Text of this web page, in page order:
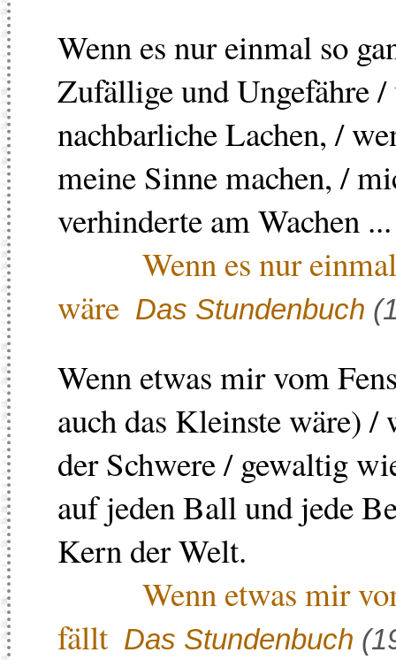
Wenn es nur einmal so
Zufällige und Ungefähre /
nachbarliche Lachen, /
meine Sinne machen, /
verhinderte am Wachen ...
Wenn es nur
wäre Das Stundenbuch
Wenn etwas mir vom
auch das Kleinste wäre) /
der Schwere / gewaltig
auf jeden Ball und jede
Kern der Welt.
Wenn etwas mir
fällt Das Stundenbuch